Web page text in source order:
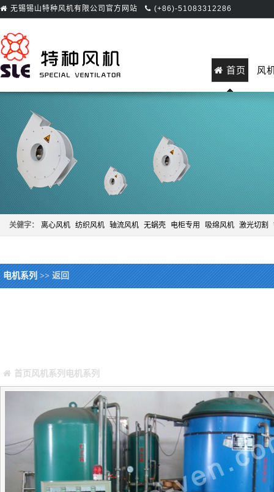
无锡锡山特种风机有限公司官方网站 (+86)-51083312286
首页 风
关健字： 离心风机 纺织风机 轴流风机 无蜗壳 电柜专用 吸绵风机 激光切割
电机系列 >> 返回
首页 风机系列 电机系列